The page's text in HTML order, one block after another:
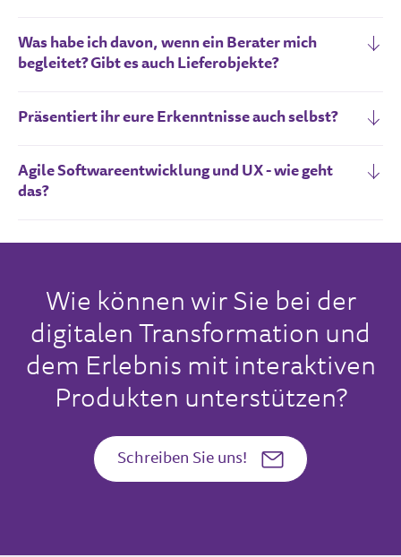
Was habe ich davon, wenn ein Berater mich
begleitet? Gibt es auch Lieferobjekte?
Präsentiert ihr eure Erkenntnisse auch selbst?
Agile Softwareentwicklung und UX - wie geht
das?
Wie können wir Sie bei der
digitalen Transformation und
dem Erlebnis mit interaktiven
Produkten unterstützen?
Schreiben Sie uns!